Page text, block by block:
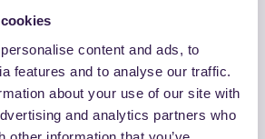
content and ads, to
features and to analyse our traffic.
about your use of our site with
and analytics partners who